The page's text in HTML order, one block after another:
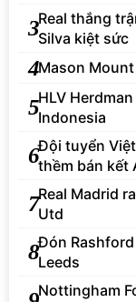
3Real thắng
Silva kiệt sức
4Mason
5HLV
Indonesia
6Đội tuyển
thềm bán kết
7Real Madrid
Utd
8Đón
Leeds
Nottingham